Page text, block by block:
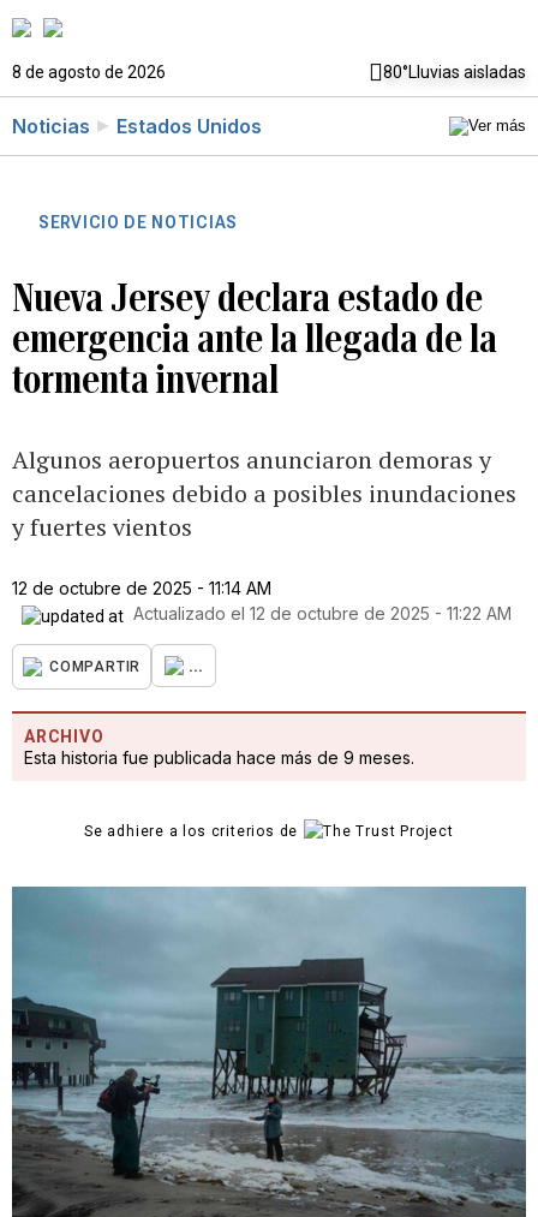
8 de agosto de 2026 80°Lluvias aisladas
Noticias Estados Unidos
SERVICIO DE NOTICIAS
Nueva Jersey declara estado de
emergencia ante la llegada de la
tormenta invernal
Algunos aeropuertos anunciaron demoras y
cancelaciones debido a posibles inundaciones
y fuertes vientos
12 de octubre de 2025 - 11:14 AM
Actualizado el 12 de octubre de 2025 - 11:22 AM
COMPARTIR ...
ARCHIVO
Esta historia fue publicada hace más de 9 meses.
Se adhiere a los criterios de